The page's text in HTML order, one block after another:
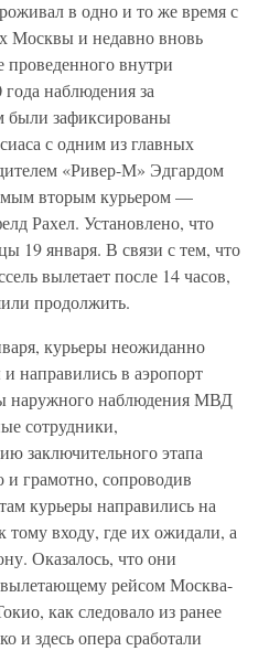
в одно и то же время с
Москвы и недавно вновь
внутри
наблюдения за
были зафиксированы
с одним из главных
«Ривер-М» Эдгардом
вторым курьером —
Рахел. Установлено, что
19 января. В связи с тем, что
вылетает после 14 часов,
продолжить.
курьеры неожиданно
направились в аэропорт
наружного наблюдения МВД
сотрудники,
заключительного этапа
и грамотно, сопроводив
курьеры направились на
входу, где их ожидали, а
Оказалось, что они
вылетающему рейсом Москва-
как следовало из ранее
и здесь опера сработали